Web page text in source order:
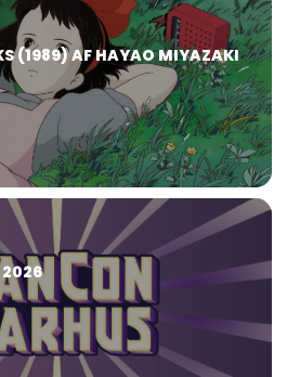
(1989) AF HAYAO MIYAZAKI
2026